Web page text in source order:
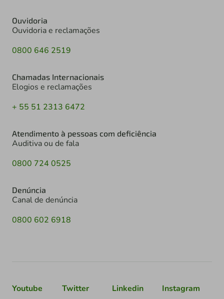
Ouvidoria
Ouvidoria e reclamações
0800 646 2519
Chamadas Internacionais
Elogios e reclamações
+ 55 51 2313 6472
Atendimento à pessoas com deficiência
Auditiva ou de fala
0800 724 0525
Denúncia
Canal de denúncia
0800 602 6918
Youtube Twitter Linkedin Instagram